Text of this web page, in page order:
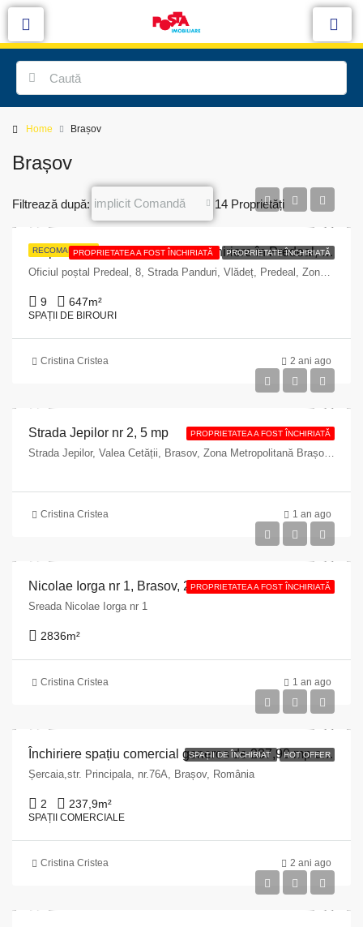
Home Brașov
Brașov
14 Proprietăți
Filtrează după: implicit Comandă
RECOMANDATEPROPRIETATEA A FOST ÎNCHIRIATĂ PROPRIETATE ÎNCHIRIATĂ
Proprietate de 550 mp pentru închiriere în Predeal, Strada Panduri nr. 8
Oficiul poștal Predeal, 8, Strada Panduri, Vlădeț, Predeal, Zona Metropolitană Brașov, Brașov, 505300, Romania
9 647m²
SPAȚII DE BIROURI
Cristina Cristea 2 ani ago
PROPRIETATEA A FOST ÎNCHIRIATĂ
Strada Jepilor nr 2, 5 mp
Strada Jepilor, Valea Cetății, Brasov, Zona Metropolitană Brașov, Brașov, 500255, Romania
Cristina Cristea 1 an ago
PROPRIETATEA A FOST ÎNCHIRIATĂ
Nicolae Iorga nr 1, Brasov, 2836 mp
Sreada Nicolae Iorga nr 1
2836m²
Cristina Cristea 1 an ago
SPAȚII DE ÎNCHIRIAT HOT OFFER
Închiriere spațiu comercial generos de 237,90 mp cu Teren de 500 mp în centrul localității Șercaia”
Șercaia,str. Principala, nr.76A, Brașov, România
2 237,9m²
SPAȚII COMERCIALE
Cristina Cristea 2 ani ago